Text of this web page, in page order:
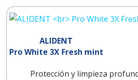
ALIDENT
Pro White 3X Fresh mint
Protección y limpieza